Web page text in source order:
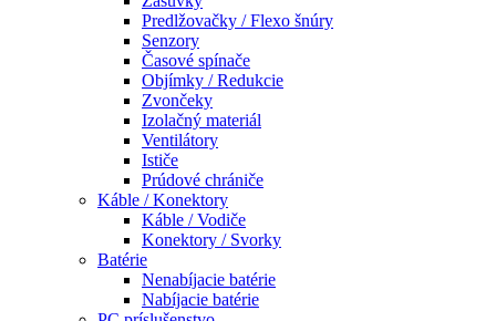
Predlžovačky / Flexo šnúry
Senzory
Časové spínače
Objímky / Redukcie
Zvončeky
Izolačný materiál
Ventilátory
Ističe
Prúdové chrániče
Káble / Konektory
Káble / Vodiče
Konektory / Svorky
Batérie
Nenabíjacie batérie
Nabíjacie batérie